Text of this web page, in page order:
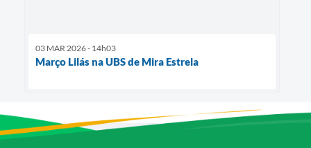
03 MAR 2026 - 14h03
Março Lilás na UBS de Mira Estrela